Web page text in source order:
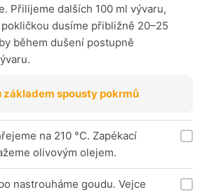
Přilijeme dalších 100 ml vývaru,
dusíme přibližně 20–25
během dušení postupně
základem spousty pokrmů
na 210 °C. Zapékací
olivovým olejem.
nastrouháme goudu. Vejce